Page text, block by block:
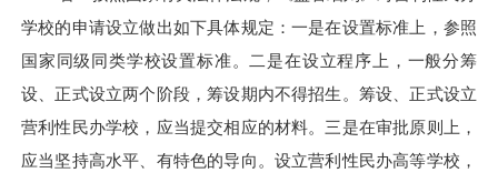
学校的申请设立做出如下具体规定：一是在设置标准上，参照
国家同级同类学校设置标准。二是在设立程序上，一般分筹
设、正式设立两个阶段，筹设期内不得招生。筹设、正式设立
营利性民办学校，应当提交相应的材料。三是在审批原则上，
应当坚持高水平、有特色的导向。设立营利性民办高等学校，